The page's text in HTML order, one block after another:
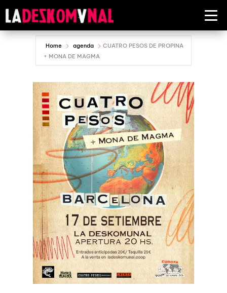
Home agenda
CUATRO PESOS DE PROPINA
+ MONA DE MAGMA